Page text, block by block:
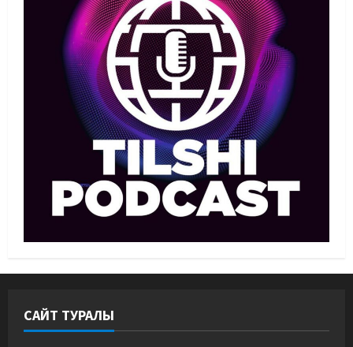
2
Басты жаңалық Бокс
Махмұд пен Сәкен: Азия
ойындарына кім барады?
07/08/2026
3
Басты жаңалық Күрес
“Оңай болған жоқ”: Өзбек
файтері өзінен үш есе ауыр
балуанды таза жеңді
07/08/2026
Әйгілі Снайдер мен Тажудинов
САЙТ ТУРАЛЫ